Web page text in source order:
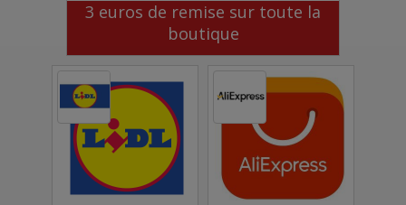
3 euros de remise sur toute la
boutique